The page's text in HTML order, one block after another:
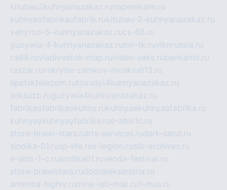
kitubeu2kuhnyanazakaz.ru naperekate.ru
kuhnyaofabrikaufabrik.rukitubeu-2-kuhnyanazakaz.ru
xehyroo-5-kuhnyanazakaz.rucs-68.ru
guzywia-4-kuhnyanazakaz.ru mir-tk.ruvlknrussia.ru
cs68.ruvladivostok-map.ruvideo-seks.rubankaribi.ru
raszar.ruvskrytie-zamkov-moskva113.ru
lipetsktelecom.rutovudyi4kuhnyanazakaz.ru
seksuzb.ruguzywia4kuhnyanazakaz.ru
fabrikaofabrikaokuhny.rukuhnyaekuhnyaafabrika.ru
kuhnyaykuhnyayfabrika.rue-abis1c.ru
store-brawl-stars.rukts-services.rudark-sand.ru
sindika-01.rusp-life.rux-legion.rusib-archives.ru
e-abis-1-c.rusindika01.ruvenda-festival.ru
store-brawlstars.rudooraleksandria.ru
antenna-highly.ru mine-lab-msk.ru1-mus.ru